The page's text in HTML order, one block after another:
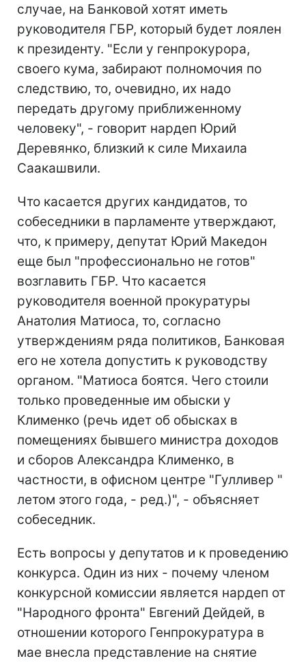
случае, на Банковой хотят иметь
руководителя ГБР, который будет лоялен
к президенту. "Если у генпрокурора,
своего кума, забирают полномочия по
следствию, то, очевидно, их надо
передать другому приближенному
человеку", - говорит нардеп Юрий
Деревянко, близкий к силе Михаила
Саакашвили.
Что касается других кандидатов, то
собеседники в парламенте утверждают,
что, к примеру, депутат Юрий Македон
еще был "профессионально не готов"
возглавить ГБР. Что касается
руководителя военной прокуратуры
Анатолия Матиоса, то, согласно
утверждениям ряда политиков, Банковая
его не хотела допустить к руководству
органом. "Матиоса боятся. Чего стоили
только проведенные им обыски у
Клименко (речь идет об обысках в
помещениях бывшего министра доходов
и сборов Александра Клименко, в
частности, в офисном центре "Гулливер "
летом этого года, - ред.)", - объясняет
собеседник.
Есть вопросы у депутатов и к проведению
конкурса. Один из них - почему членом
конкурсной комиссии является нардеп от
"Народного фронта" Евгений Дейдей, в
отношении которого Генпрокуратура в
мае внесла представление на снятие